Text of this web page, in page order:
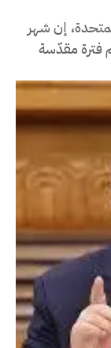
إن شهر
فترة مقدّسة